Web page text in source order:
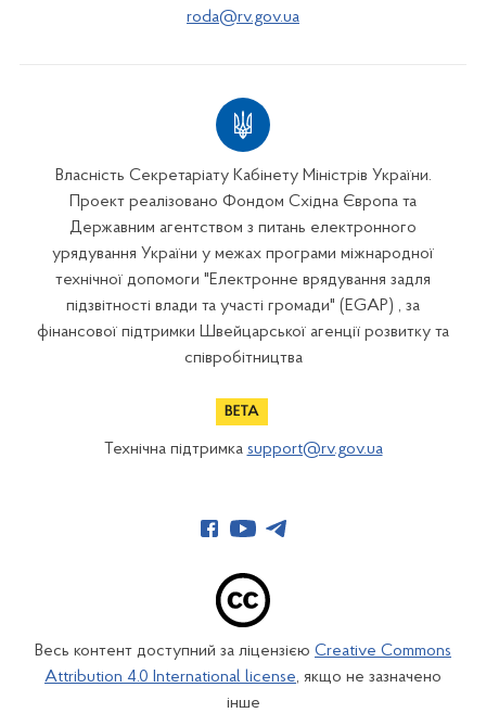
roda@rv.gov.ua
Власність Секретаріату Кабінету Міністрів України.
Проект реалізовано Фондом Східна Європа та
Державним агентством з питань електронного
урядування України у межах програми міжнародної
технічної допомоги "Електронне врядування задля
підзвітності влади та участі громади" (EGAP) , за
фінансової підтримки Швейцарської агенції розвитку та
співробітництва
Технічна підтримка support@rv.gov.ua
Весь контент доступний за ліцензією Creative Commons
Attribution 4.0 International license, якщо не зазначено
інше